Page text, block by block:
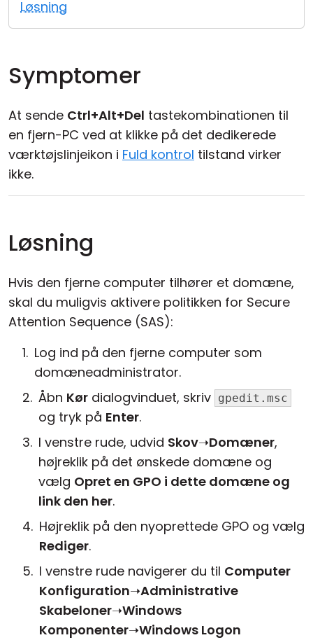
Løsning
Symptomer
At sende Ctrl+Alt+Del tastekombinationen til
en fjern-PC ved at klikke på det dedikerede
værktøjslinjeikon i Fuld kontrol tilstand virker
ikke.
Løsning
Hvis den fjerne computer tilhører et domæne,
skal du muligvis aktivere politikken for Secure
Attention Sequence (SAS):
Log ind på den fjerne computer som
domæneadministrator.
Åbn Kør dialogvinduet, skriv gpedit.msc
og tryk på Enter.
I venstre rude, udvid Skov➝Domæner,
højreklik på det ønskede domæne og
vælg Opret en GPO i dette domæne og
link den her.
Højreklik på den nyoprettede GPO og vælg
Rediger.
I venstre rude navigerer du til Computer
Konfiguration➝Administrative
Skabeloner➝Windows
Komponenter➝Windows Logon
Cloud og Lokalt